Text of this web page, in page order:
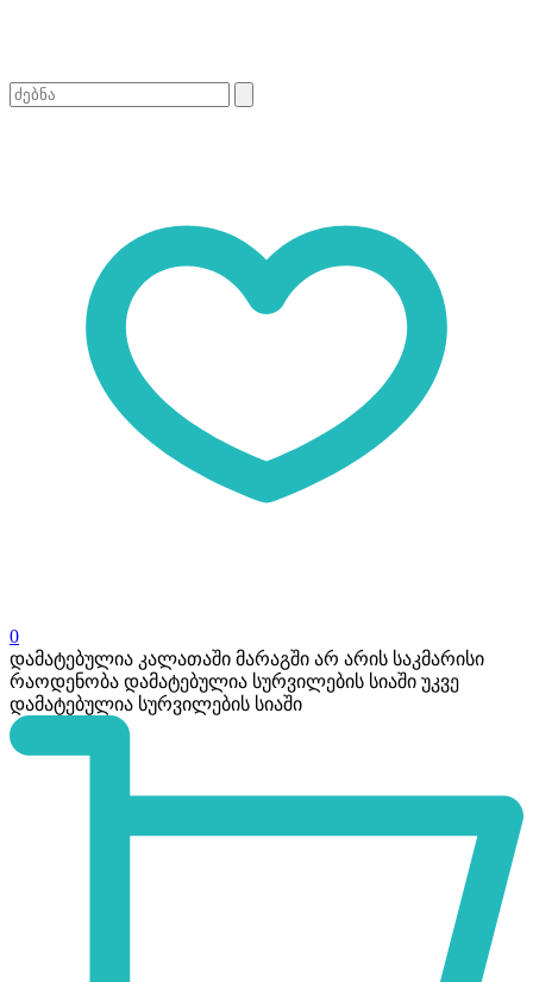
0
დამატებულია კალათაში მარაგში არ არის საკმარისი
რაოდენობა დამატებულია სურვილების სიაში უკვე
დამატებულია სურვილების სიაში